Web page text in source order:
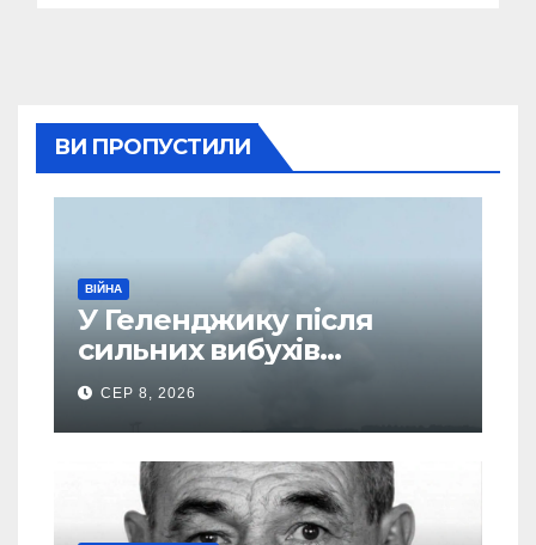
ВИ ПРОПУСТИЛИ
ВІЙНА
У Геленджику після
сильних вибухів
почалася масова
евакуація
СЕР 8, 2026